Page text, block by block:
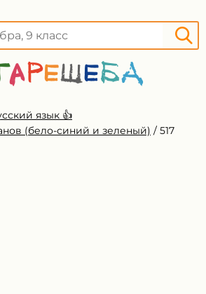
язык 👍
(бело-синий и зеленый) / 517